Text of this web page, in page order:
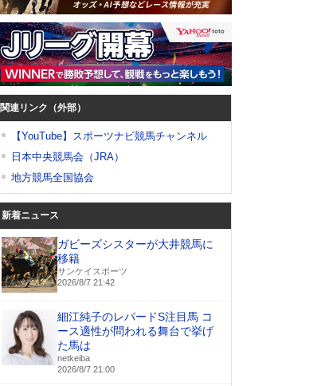
関連リンク（外部）
【YouTube】スポーツナビ競馬チャンネル
日本中央競馬会（JRA）
地方競馬全国協会
新着ニュース
ガビーズシスターが大井競馬に
移籍
サンケイスポーツ
2026/8/7 21:42
細江純子のレパードS注目馬 コ
ース適性が問われる舞台で挙げ
た馬は
netkeiba
2026/8/7 21:00